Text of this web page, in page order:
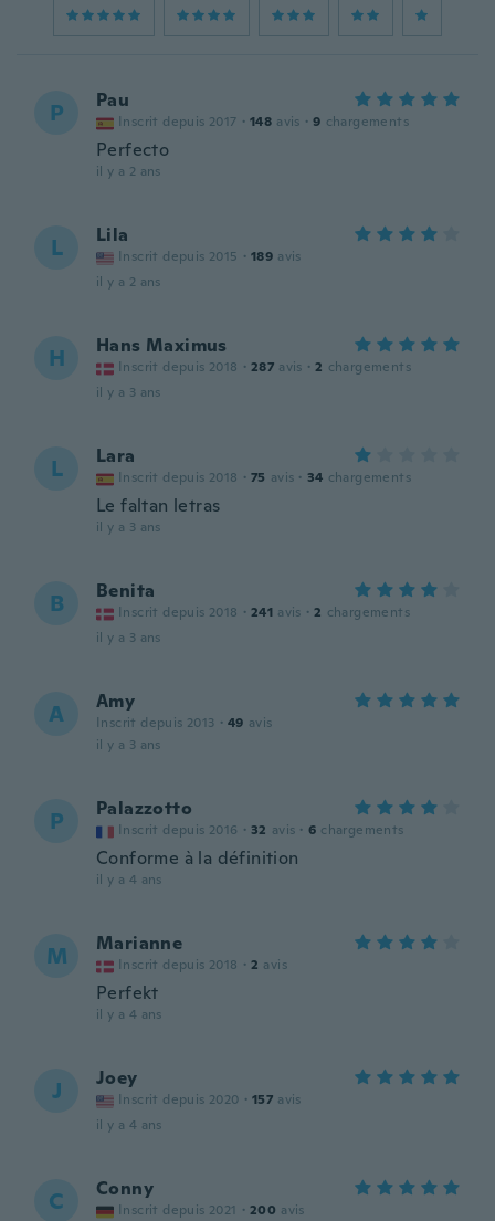
P Pau
Inscrit depuis 2017 · 148 avis · 9 chargements
Perfecto
il y a 2 ans
L Lila
Inscrit depuis 2015 · 189 avis
il y a 2 ans
H Hans Maximus
Inscrit depuis 2018 · 287 avis · 2 chargements
il y a 3 ans
L Lara
Inscrit depuis 2018 · 75 avis · 34 chargements
Le faltan letras
il y a 3 ans
B Benita
Inscrit depuis 2018 · 241 avis · 2 chargements
il y a 3 ans
A Amy
Inscrit depuis 2013 · 49 avis
il y a 3 ans
P Palazzotto
Inscrit depuis 2016 · 32 avis · 6 chargements
Conforme à la définition
il y a 4 ans
M Marianne
Inscrit depuis 2018 · 2 avis
Perfekt
il y a 4 ans
J Joey
Inscrit depuis 2020 · 157 avis
il y a 4 ans
C Conny
Inscrit depuis 2021 · 200 avis